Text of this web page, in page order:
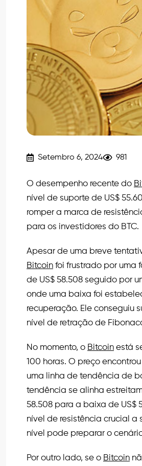
Setembro 6, 2024 981
O desempenho recente do
nível de suporte de US$
romper a marca de
para os investidores do BTC.
Apesar de uma breve
Bitcoin foi frustrado por uma
de US$ 58.508 seguido por
onde uma baixa foi
recuperação. Ele conseguiu
nível de retração de
No momento, o Bitcoin está
100 horas. O preço
uma linha de tendência de
tendência se alinha
58.508 para a baixa de US$
nível de resistência crucial a
nível pode preparar o
Por outro lado, se o Bitcoin